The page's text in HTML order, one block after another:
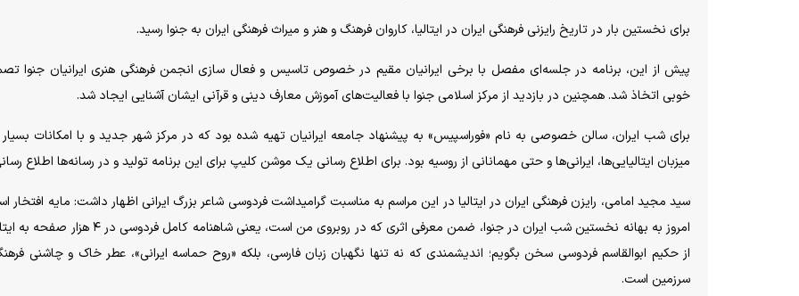
برای نخستین بار در تاریخ رایزنی فرهنگی ایران در ایتالیا، کاروان فرهنگ و هنر و میراث فرهنگی ایران به جنوا رسید.
پیش از این، برنامه در جلسه‌ای مفصل با برخی ایرانیان مقیم در خصوص تاسیس و فعال سازی انجمن فرهنگی هنری ایرانیان جنوا
خوبی اتخاذ شد. همچنین در بازدید از مرکز اسلامی جنوا با فعالیت‌های آموزش معارف دینی و قرآنی ایشان آشنایی ایجاد شد.
برای شب ایران، سالن خصوصی به نام «فوراسپیس» به پیشنهاد جامعه ایرانیان تهیه شده بود که در مرکز شهر جدید و با امکانات
میزبان ایتالیایی‌ها، ایرانی‌ها و حتی مهمانانی از روسیه بود. برای اطلاع رسانی یک موشن کلیپ برای این برنامه تولید و در رسانه‌ها اطلاع
سید مجید امامی، رایزن فرهنگی ایران در ایتالیا در این مراسم به مناسبت گرامیداشت فردوسی شاعر بزرگ ایرانی اظهار داشت: مایه افتخار
امروز به بهانه نخستین شب ایران در جنوا، ضمن معرفی اثری که در روبروی من است، یعنی شاهنامه
از حکیم ابوالقاسم فردوسی سخن بگویم؛ اندیشمندی که نه تنها نگهبان زبان فارسی، بلکه «روح حماسه ایرانی»، عطر خاک و چاشنی
سرزمین است.